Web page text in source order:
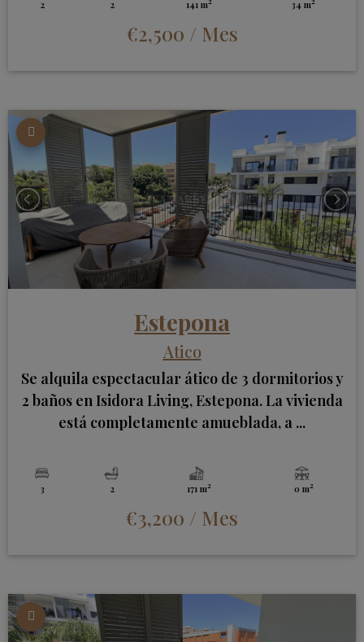
2 2 141 m 34 m
€2,500 / Mes
Estepona
Atico
Se alquila espectacular ático de 3 dormitorios y
2 baños en Isidora Living, Estepona. La vivienda
está completamente amueblada, a ...
3 2 171 m2 0 m2
€3,200 / Mes